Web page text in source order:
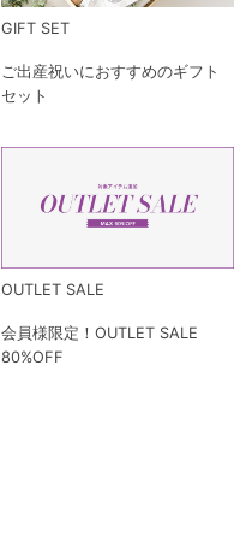
GIFT SET
ご出産祝いにおすすめのギフト
セット
OUTLET SALE
会員様限定！OUTLET SALE
80%OFF